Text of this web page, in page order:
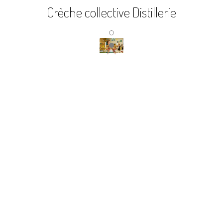
Crèche collective Distillerie